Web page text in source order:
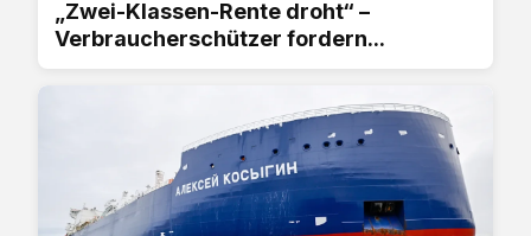
„Zwei-Klassen-Rente droht“ –
Verbraucherschützer fordern...